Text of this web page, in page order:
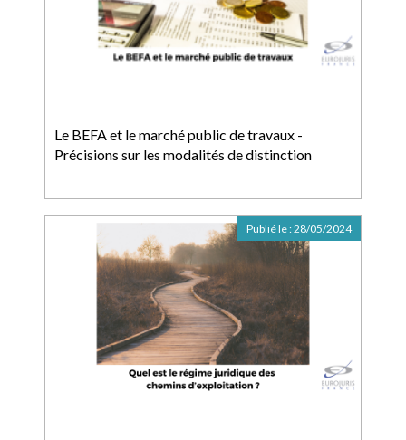
Le BEFA et le marché public de travaux -
Précisions sur les modalités de distinction
Publié le :28/05/2024